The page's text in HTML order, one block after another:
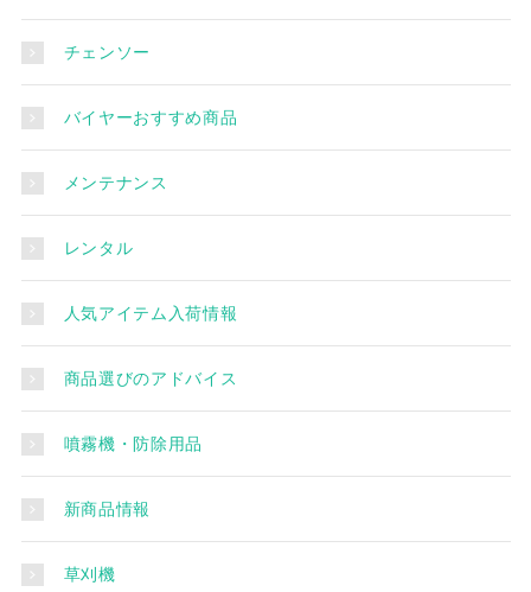
チェンソー
バイヤーおすすめ商品
メンテナンス
レンタル
人気アイテム入荷情報
商品選びのアドバイス
噴霧機・防除用品
新商品情報
草刈機